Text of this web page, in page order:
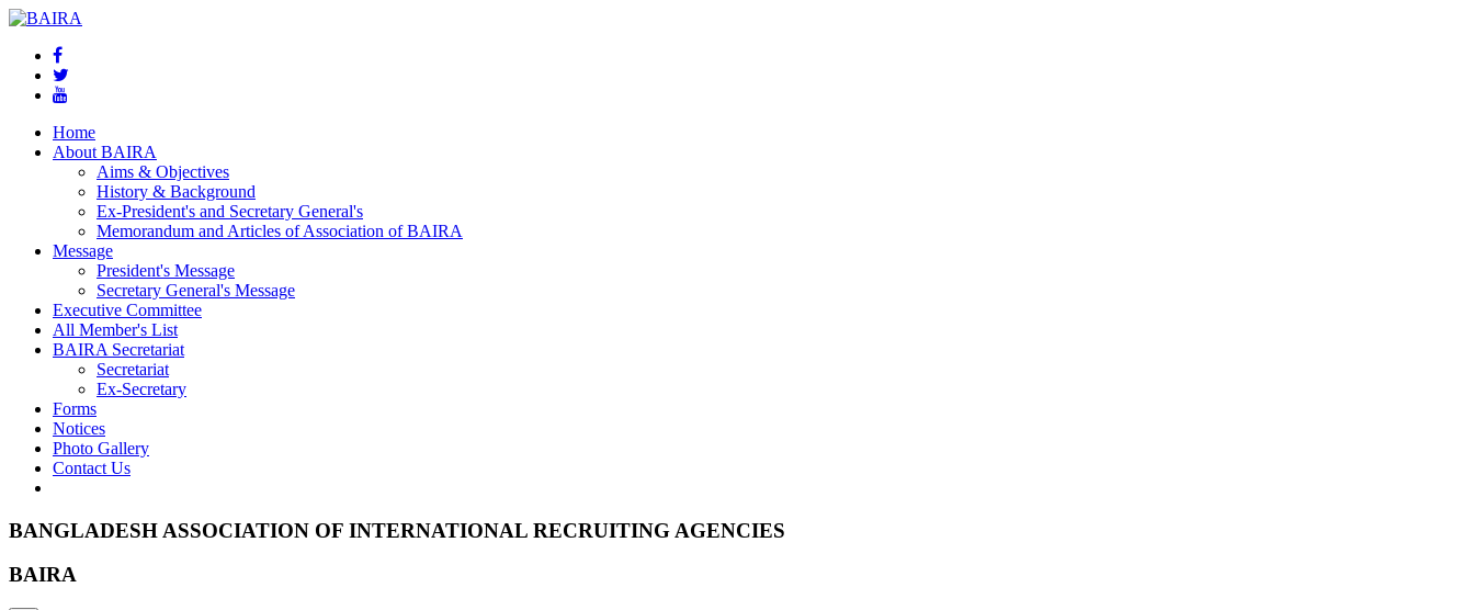
Home
About BAIRA
Aims & Objectives
History & Background
Ex-President's and Secretary General's
Memorandum and Articles of Association of BAIRA
Message
President's Message
Secretary General's Message
Executive Committee
All Member's List
BAIRA Secretariat
Secretariat
Ex-Secretary
Forms
Notices
Photo Gallery
Contact Us
BANGLADESH ASSOCIATION OF INTERNATIONAL RECRUITING AGENCIES
BAIRA